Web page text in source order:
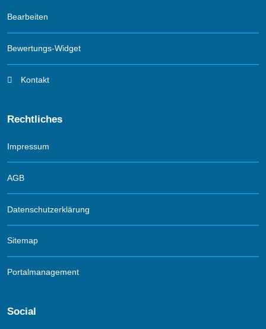
Bearbeiten
Bewertungs-Widget
Kontakt
Rechtliches
Impressum
AGB
Datenschutzerklärung
Sitemap
Portalmanagement
Social